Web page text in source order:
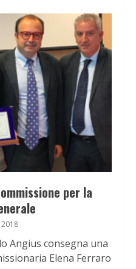
per la
Angius consegna una
Elena Ferraro